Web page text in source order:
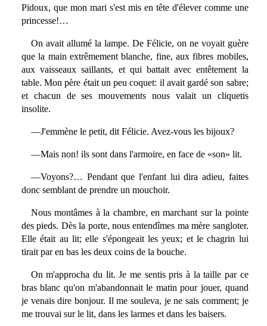
Pidoux, que mon mari s'est mis en tête d'élever comme une
princesse!…
On avait allumé la lampe. De Félicie, on ne voyait guère
que la main extrêmement blanche, fine, aux fibres mobiles,
aux vaisseaux saillants, et qui battait avec entêtement la
table. Mon père était un peu coquet: il avait gardé son sabre;
et chacun de ses mouvements nous valait un cliquetis
insolite.
—J'emmène le petit, dit Félicie. Avez-vous les bijoux?
—Mais non! ils sont dans l'armoire, en face de «son» lit.
—Voyons?… Pendant que l'enfant lui dira adieu, faites
donc semblant de prendre un mouchoir.
Nous montâmes à la chambre, en marchant sur la pointe
des pieds. Dès la porte, nous entendîmes ma mère sangloter.
Elle était au lit; elle s'épongeait les yeux; et le chagrin lui
tirait par en bas les deux coins de la bouche.
On m'approcha du lit. Je me sentis pris à la taille par ce
bras blanc qu'on m'abandonnait le matin pour jouer, quand
je venais dire bonjour. Il me souleva, je ne sais comment; je
me trouvai sur le lit, dans les larmes et dans les baisers.